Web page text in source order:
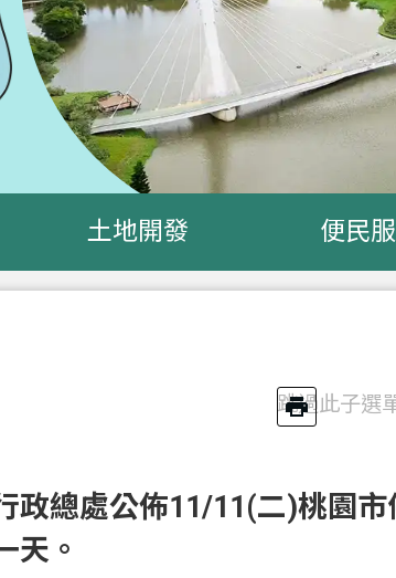
土地開發 便民
跳過此子選
政總處公佈11/11(二)桃園
天。